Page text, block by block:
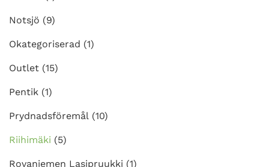
Notsjö (9)
Okategoriserad (1)
Outlet (15)
Pentik (1)
Prydnadsföremål (10)
Riihimäki (5)
Rovaniemen Lasipruukki (1)